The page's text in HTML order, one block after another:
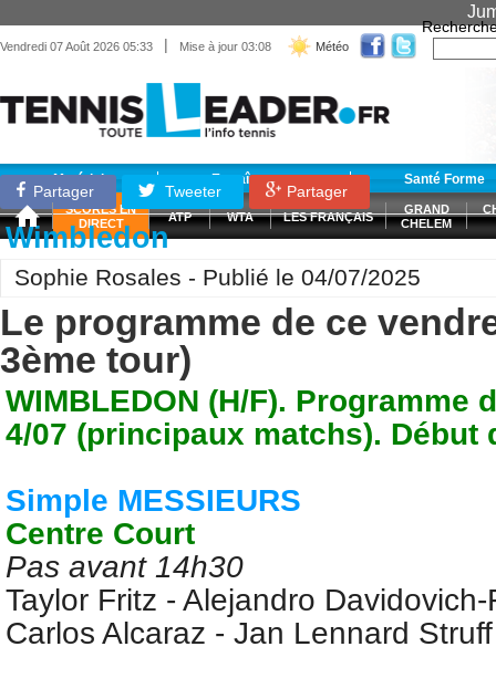
Vendredi 07 Août 2026 05:33 | Mise à jour 03:08 Météo
Matériel Entraînement Santé Forme
SCORES EN
DIRECT
ATP WTA LES FRANÇAIS
GRAND
CHELEM
Partager Tweeter Partager
Wimbledon
Sophie Rosales - Publié le 04/07/2025
Le programme de ce
3ème tour)
WIMBLEDON (H/F). Programme
4/07 (principaux matchs). Début
Simple MESSIEURS
Centre Court
Pas avant 14h30
Taylor Fritz - Alejandro
Carlos Alcaraz - Jan Lennard Struff